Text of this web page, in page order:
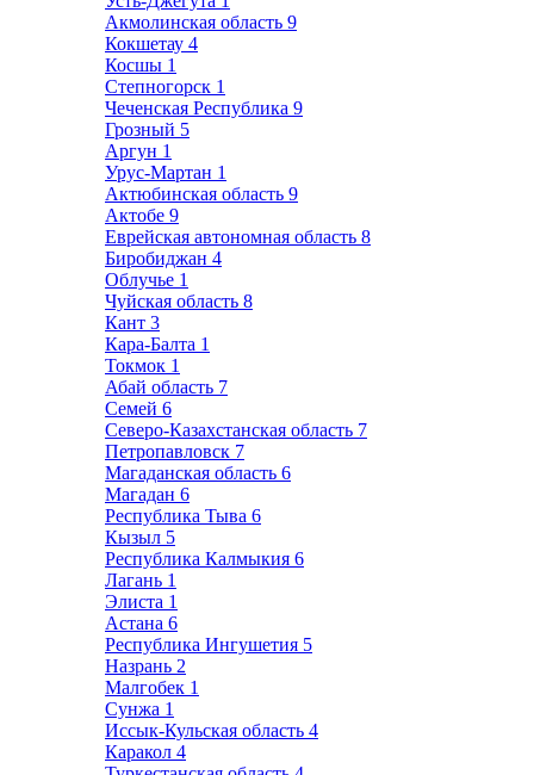
Акмолинская область 9
Кокшетау 4
Косшы 1
Степногорск 1
Чеченская Республика 9
Грозный 5
Аргун 1
Урус-Мартан 1
Актюбинская область 9
Актобе 9
Еврейская автономная область 8
Биробиджан 4
Облучье 1
Чуйская область 8
Кант 3
Кара-Балта 1
Токмок 1
Абай область 7
Семей 6
Северо-Казахстанская область 7
Петропавловск 7
Магаданская область 6
Магадан 6
Республика Тыва 6
Кызыл 5
Республика Калмыкия 6
Лагань 1
Элиста 1
Астана 6
Республика Ингушетия 5
Назрань 2
Малгобек 1
Сунжа 1
Иссык-Кульская область 4
Каракол 4